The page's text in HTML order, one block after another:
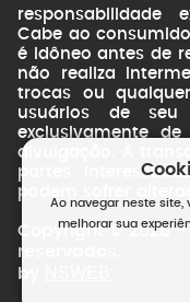
responsabilidade
Cabe ao
é idôneo antes de
não realiza
trocas ou
usuários de seu
exclusivamente
divulgação. A
partes
podem sofrer
Copyright © 2026 -
reservados.
by
Ao navegar neste site,
melhorar sua